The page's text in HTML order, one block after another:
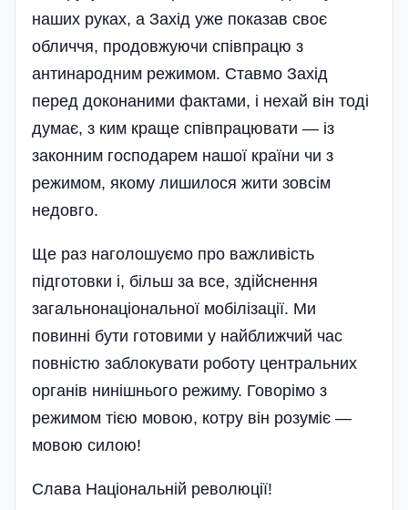
наших руках, а Захід уже показав своє
обличчя, продовжуючи співпрацю з
антинародним режимом. Ставмо Захід
перед доконаними фактами, і нехай він тоді
думає, з ким краще співпрацювати — із
законним господарем нашої країни чи з
режимом, якому лишилося жити зовсім
недовго.
Ще раз наголошуємо про важливість
підготовки і, більш за все, здійснення
загальнонаціональної мобілізації. Ми
повинні бути готовими у найближчий час
повністю заблокувати роботу центральних
органів нинішнього режиму. Говорімо з
режимом тією мовою, котру він розуміє —
мовою силою!
Слава Національній революції!